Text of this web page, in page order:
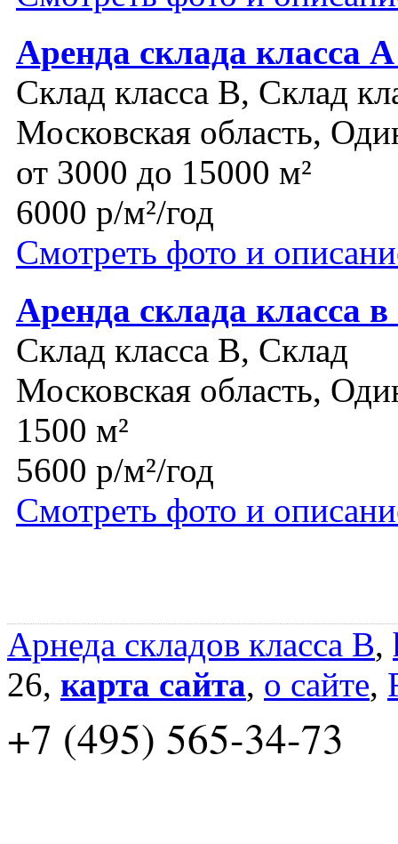
Аренда склада класса
Склад класса B, Склад
Московская область,
от 3000 до 15000 м²
6000 р/м²/год
Смотреть фото и
Аренда склада класса
Склад класса B, Склад
Московская область,
1500 м²
5600 р/м²/год
Смотреть фото и
Арнеда складов класса B,
26, карта сайта, о сайте,
+7 (495) 565-34-73